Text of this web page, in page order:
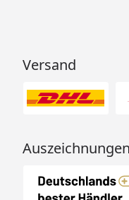
Versand
Auszeichnungen